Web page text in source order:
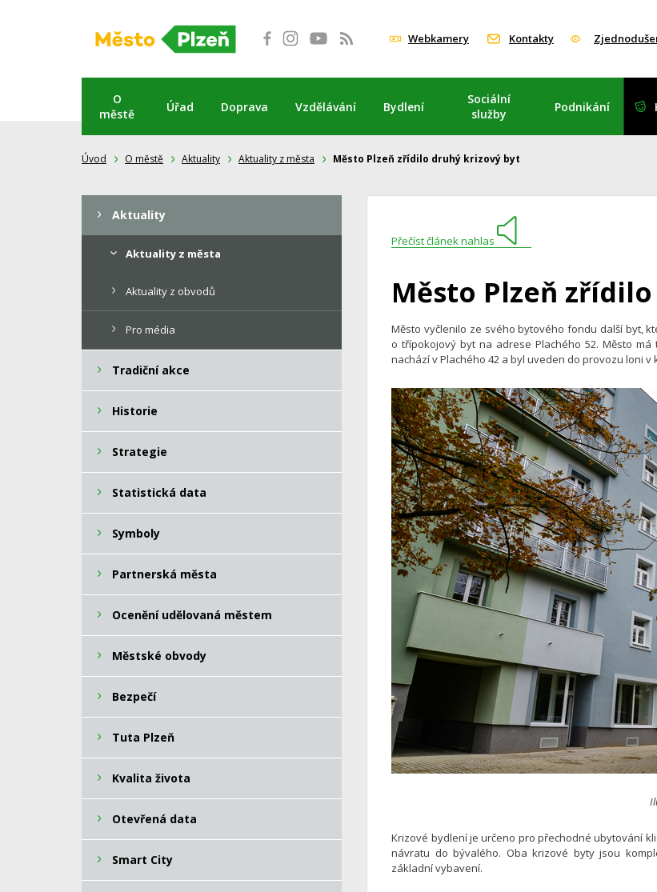
Webkamery Kontakty
O
městě
Úřad Doprava Vzdělávání Bydlení
Sociální
služby
Podnikání
Úvod O městě Aktuality Aktuality z města Město Plzeň zřídilo druhý krizový byt
Přečíst článek nahlas
Město Plzeň
Město vyčlenilo ze svého bytového fondu další byt,
o třípokojový byt na adrese Plachého 52. Město
nachází v Plachého 42 a byl uveden do provozu loni v
Krizové bydlení je určeno pro přechodné ubytování
návratu do bývalého. Oba krizové byty jsou
základní vybavení.
Aktuality
Aktuality z města
Aktuality z obvodů
Pro média
Tradiční akce
Historie
Strategie
Statistická data
Symboly
Partnerská města
Ocenění udělovaná městem
Městské obvody
Bezpečí
Tuta Plzeň
Kvalita života
Otevřená data
Smart City